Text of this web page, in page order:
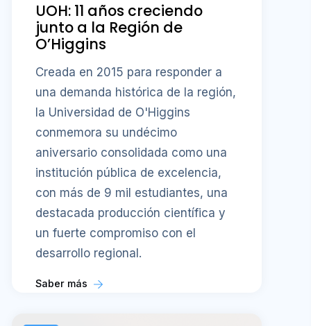
UOH: 11 años creciendo
junto a la Región de
O’Higgins
Creada en 2015 para responder a
una demanda histórica de la región,
la Universidad de O'Higgins
conmemora su undécimo
aniversario consolidada como una
institución pública de excelencia,
con más de 9 mil estudiantes, una
destacada producción científica y
un fuerte compromiso con el
desarrollo regional.
Saber más